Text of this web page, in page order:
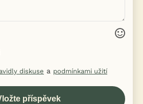
diskuse a podmínkami užití